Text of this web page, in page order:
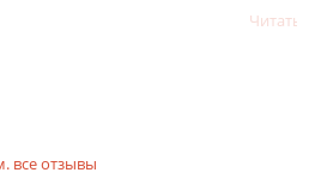
Читать
все отзывы